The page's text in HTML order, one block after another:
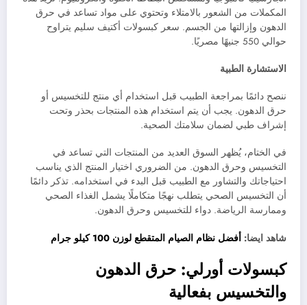
المكملات من الشعور بالامتلاء وتحتوي على مواد تساعد في حرق
الدهون وإزالتها من الجسم. سعر كبسولات أكتيف سليم يتراوح
حوالي 550 جنيهًا مصريًا.
الاستشارة الطبية
ننصح دائمًا بمراجعة الطبيب قبل استخدام أي منتج للتخسيس أو
حرق الدهون. يجب أن يتم استخدام هذه المنتجات بحذر وتحت
إشراف طبي لضمان سلامتك الصحية.
في الختام، يُظهر السوق العديد من المنتجات التي تساعد في
التخسيس وحرق الدهون. من الضروري اختيار المنتج الذي يناسب
احتياجاتك والتشاور مع الطبيب قبل البدء في استخدامه. تذكر دائمًا
أن التخسيس الصحي يتطلب نهجًا متكاملًا يشمل الغذاء الصحي
وممارسة الرياضة. دواء للتخسيس وحرق الدهون.
شاهد ايضا: أفضل نظام الصيام المتقطع لوزن 100 كيلو جرام
كبسولات أورلي: حرق الدهون
والتخسيس بفعالية